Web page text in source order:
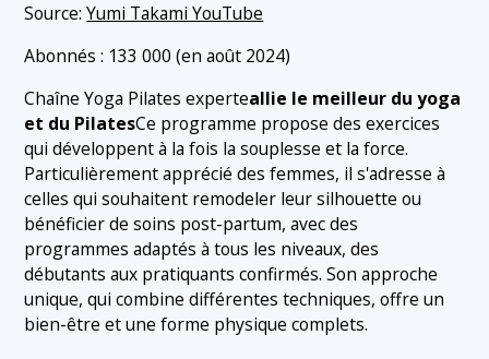
Source:Yumi Takami YouTube
Abonnés : 133 000 (en août 2024)
Chaîne Yoga Pilates experteallie le meilleur du yoga
et du PilatesCe programme propose des exercices
qui développent à la fois la souplesse et la force.
Particulièrement apprécié des femmes, il s'adresse à
celles qui souhaitent remodeler leur silhouette ou
bénéficier de soins post-partum, avec des
programmes adaptés à tous les niveaux, des
débutants aux pratiquants confirmés. Son approche
unique, qui combine différentes techniques, offre un
bien-être et une forme physique complets.